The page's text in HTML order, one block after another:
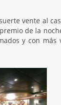
vente al
de la
y con